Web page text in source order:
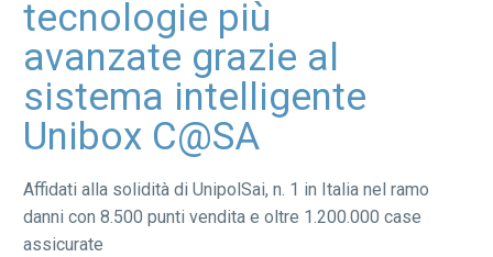
tecnologie più
avanzate grazie al
sistema intelligente
Unibox C@SA
Affidati alla solidità di UnipolSai, n. 1 in Italia nel ramo
danni con 8.500 punti vendita e oltre 1.200.000 case
assicurate